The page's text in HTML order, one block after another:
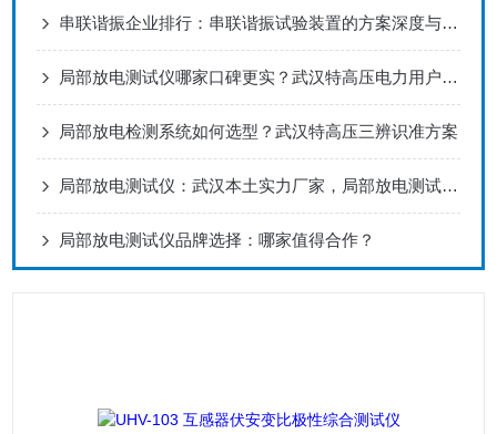
串联谐振企业排行：串联谐振试验装置的方案深度与品牌认知
局部放电测试仪哪家口碑更实？武汉特高压电力用户反馈成优选关键
局部放电检测系统如何选型？武汉特高压三辨识准方案
局部放电测试仪：武汉本土实力厂家，局部放电测试仪的精准捕捉
局部放电测试仪品牌选择：哪家值得合作？